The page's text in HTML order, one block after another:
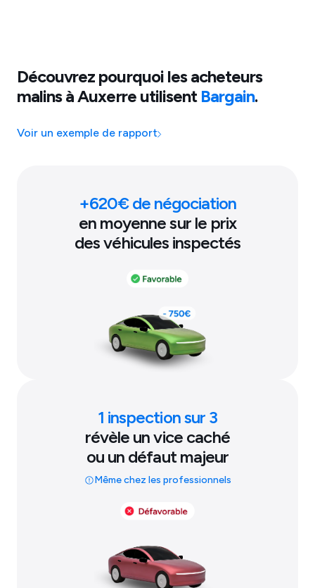
Découvrez pourquoi les acheteurs
malins àAuxerreutilisent Bargain.
Voir un exemple de rapport
+620€ de négociation
en moyenne sur le prix
des véhicules inspectés
1 inspection sur 3
révèle un vice caché
ou un défaut majeur
Même chez les professionnels